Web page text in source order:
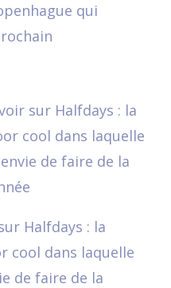
qui
Halfdays : la
cool dans laquelle
de faire de la